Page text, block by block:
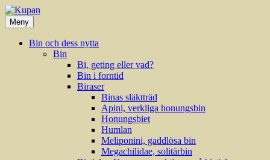
Hoppa
till
innehåll
Meny
Bin och dess nytta
Bin
Bi, geting eller vad?
Bin i forntid
Biraser
Binas släktträd
Apini, verkliga honungsbin
Honungsbiet
Humlan
Meliponini, gaddlösa bin
Megachilidae, solitärbin